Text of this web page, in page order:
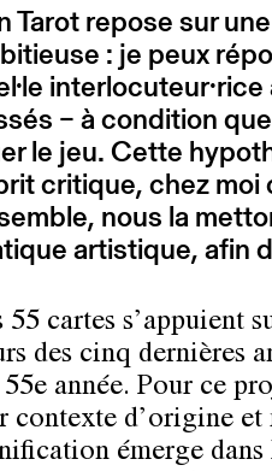
Tarot repose sur
: je peux
– à condition
le jeu. Cette
critique, chez moi
nous la
artistique, afin
55 cartes s’appuient
des cinq dernières
55e année. Pour ce
contexte d’origine et
émerge dans